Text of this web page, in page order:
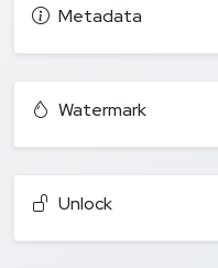
Metadata
Watermark
Unlock